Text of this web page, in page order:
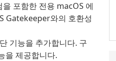
포함한 전용 macOS 에
Gatekeeper와의 호환성
기능을 추가합니다. 구
을 제공합니다.